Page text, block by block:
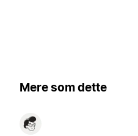
Mere som dette